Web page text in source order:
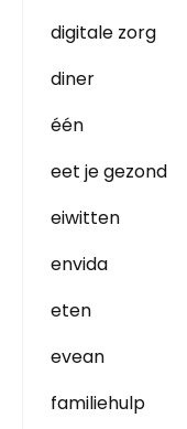
digitale zorg
diner
één
eet je gezond
eiwitten
envida
eten
evean
familiehulp